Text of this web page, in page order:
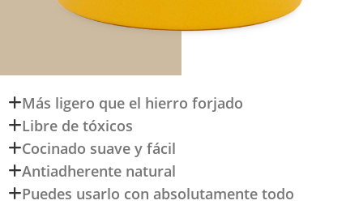
Más ligero que el hierro forjado
Libre de tóxicos
Cocinado suave y fácil
Antiadherente natural
Puedes usarlo con absolutamente todo